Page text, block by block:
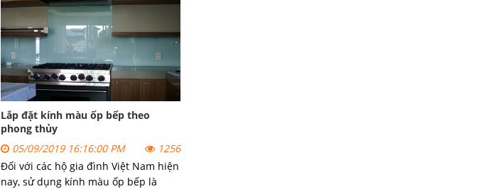
khác nhau.
Lắp đặt kính màu ốp bếp theo
phong thủy
05/09/2019 16:16:00 PM
1256
Đối với các hộ gia đình Việt Nam hiện
nay, sử dụng kính màu ốp bếp là